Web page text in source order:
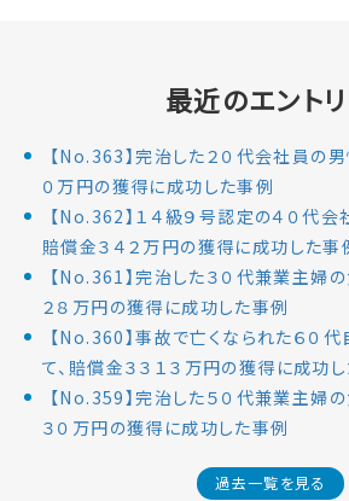
最近のエント
【No.363】完治した２０代会社員の
０万円の獲得に成功した事例
【No.362】１４級９号認定の４０代会
賠償金３４２万円の獲得に成功した事
【No.361】完治した３０代兼業主婦
２８万円の獲得に成功した事例
【No.360】事故で亡くなられた６０
て、賠償金３３１３万円の獲得に成功
【No.359】完治した５０代兼業主婦
３０万円の獲得に成功した事例
過去一覧を見る